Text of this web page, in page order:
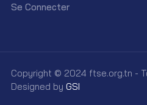
Se Connecter
Copyright © 2024 ftse.org.tn -
Designed by GSI